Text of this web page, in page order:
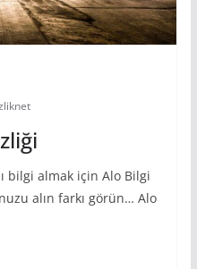
bilgi almak için Alo Bilgi
alın farkı görün… Alo